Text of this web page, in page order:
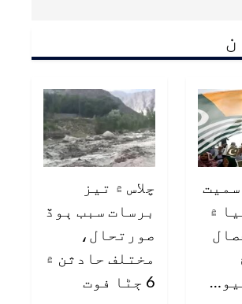
۾
چلاس ۾ تيز
برسات سبب ٻوڏ
صورتحال،
مختلف حادثن ۾
6 ڄڻا فوت